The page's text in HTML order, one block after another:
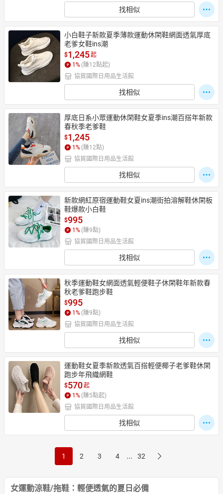
找相似
小白鞋子新款夏季薄款運動休閑鞋網面透氣厚底
老爹女鞋ins潮
$1,245起
1 % (賺12點起)
協貿國際日用品生活館
找相似
厚底日系小眾運動休閑鞋女夏季ins潮百搭年新款
春秋季老爹鞋
$1,245
1 % (賺12點)
協貿國際日用品生活館
找相似
新款網紅原宿運動鞋女夏ins潮街拍溶解鞋休閑板
鞋爆款小白鞋
$995
1 % (賺9點)
協貿國際日用品生活館
找相似
秋季運動鞋女網面透氣輕便鞋子休閑鞋年新款春
秋老爹鞋跑步鞋
$995
1 % (賺9點)
協貿國際日用品生活館
找相似
運動鞋女夏季新款透氣百搭輕便椰子老爹鞋休閑
跑步年飛織網鞋
$570起
1 % (賺5點起)
協貿國際日用品生活館
找相似
1 2 3 4 ... 32
女運動涼鞋/拖鞋：輕便透氣的夏日必備